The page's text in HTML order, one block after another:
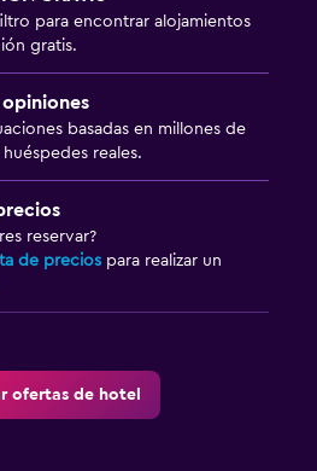
para encontrar alojamientos
gratis.
basadas en millones de
reales.
reservar?
de precios para realizar un
ofertas de hotel